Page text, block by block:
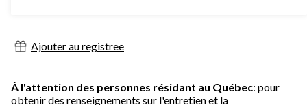
Ajouter au registree
À l'attention des personnes résidant au Québec: pour
obtenir des renseignements sur l'entretien et la